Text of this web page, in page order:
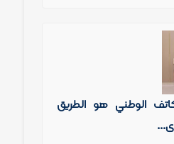
الوطني هو الطريق